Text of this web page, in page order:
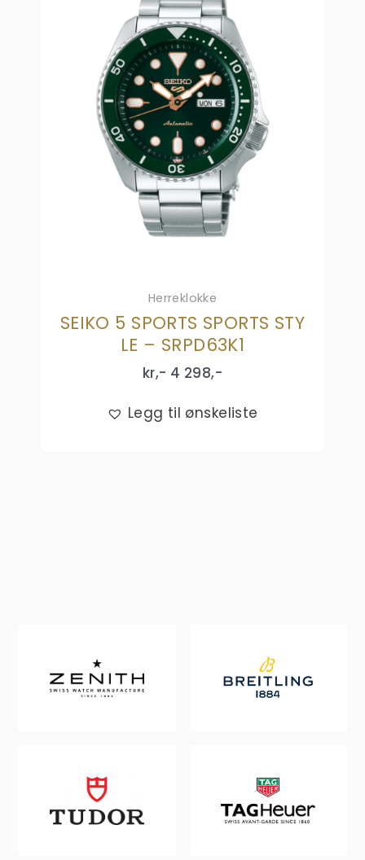
Herreklokke
SEIKO 5 SPORTS SPORTS STY
LE – SRPD63K1
kr,- 4 298,-
Legg til ønskeliste